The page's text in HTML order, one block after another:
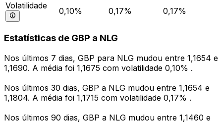
Volatilidade
0,10% 0,17% 0,17%
Estatísticas de GBP a NLG
Nos últimos 7 dias, GBP para NLG mudou entre 1,1654 e
1,1690. A média foi 1,1675 com volatilidade 0,10% .
Nos últimos 30 dias, GBP a NLG mudou entre 1,1654 e
1,1804. A média foi 1,1715 com volatilidade 0,17% .
Nos últimos 90 dias, GBP a NLG mudou entre 1,1460 e